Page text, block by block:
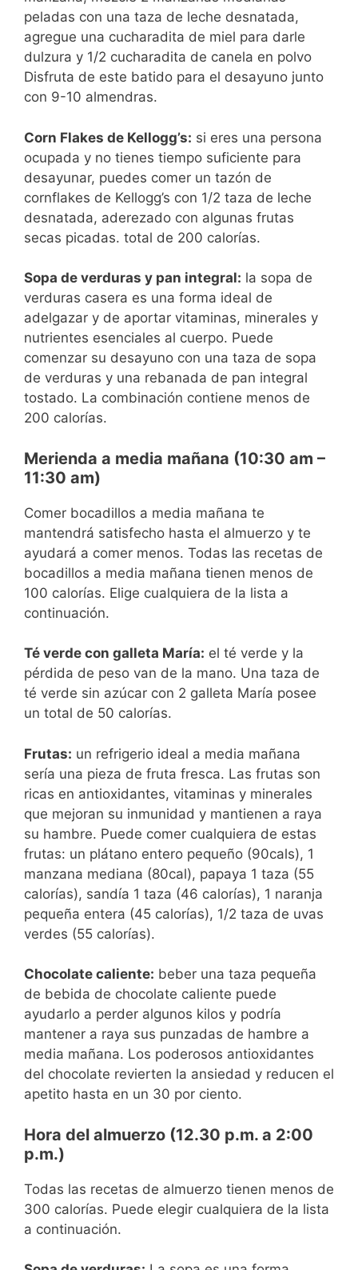
peladas con una taza de leche desnatada,
agregue una cucharadita de miel para darle
dulzura y 1/2 cucharadita de canela en polvo
Disfruta de este batido para el desayuno junto
con 9-10 almendras.
Corn Flakes de Kellogg’s: si eres una persona
ocupada y no tienes tiempo suficiente para
desayunar, puedes comer un tazón de
cornflakes de Kellogg’s con 1/2 taza de leche
desnatada, aderezado con algunas frutas
secas picadas. total de 200 calorías.
Sopa de verduras y pan integral: la sopa de
verduras casera es una forma ideal de
adelgazar y de aportar vitaminas, minerales y
nutrientes esenciales al cuerpo. Puede
comenzar su desayuno con una taza de sopa
de verduras y una rebanada de pan integral
tostado. La combinación contiene menos de
200 calorías.
Merienda a media mañana (10:30 am –
11:30 am)
Comer bocadillos a media mañana te
mantendrá satisfecho hasta el almuerzo y te
ayudará a comer menos. Todas las recetas de
bocadillos a media mañana tienen menos de
100 calorías. Elige cualquiera de la lista a
continuación.
Té verde con galleta María: el té verde y la
pérdida de peso van de la mano. Una taza de
té verde sin azúcar con 2 galleta María posee
un total de 50 calorías.
Frutas: un refrigerio ideal a media mañana
sería una pieza de fruta fresca. Las frutas son
ricas en antioxidantes, vitaminas y minerales
que mejoran su inmunidad y mantienen a raya
su hambre. Puede comer cualquiera de estas
frutas: un plátano entero pequeño (90cals), 1
manzana mediana (80cal), papaya 1 taza (55
calorías), sandía 1 taza (46 calorías), 1 naranja
pequeña entera (45 calorías), 1/2 taza de uvas
verdes (55 calorías).
Chocolate caliente: beber una taza pequeña
de bebida de chocolate caliente puede
ayudarlo a perder algunos kilos y podría
mantener a raya sus punzadas de hambre a
media mañana. Los poderosos antioxidantes
del chocolate revierten la ansiedad y reducen el
apetito hasta en un 30 por ciento.
Hora del almuerzo (12.30 p.m. a 2:00
p.m.)
Todas las recetas de almuerzo tienen menos de
300 calorías. Puede elegir cualquiera de la lista
a continuación.